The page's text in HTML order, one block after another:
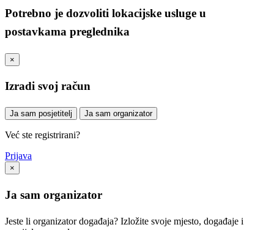
Potrebno je dozvoliti lokacijske usluge u
postavkama preglednika
×
Izradi svoj račun
Ja sam posjetitelj Ja sam organizator
Već ste registrirani?
Prijava
×
Ja sam organizator
Jeste li organizator događaja? Izložite svoje mjesto, događaje i